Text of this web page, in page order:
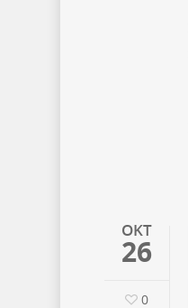
OKT
26
0